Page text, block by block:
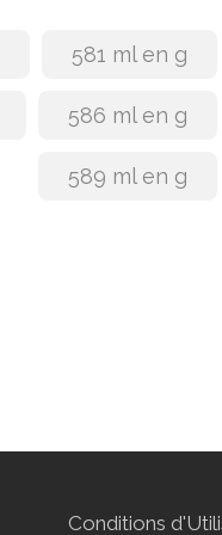
581 ml en g
586 ml en g
589 ml en g
Conditions